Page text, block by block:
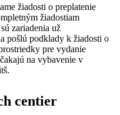
žiadosti o preplatenie
žiadostiam
zariadenia už
pošlú podklady k žiadosti o
pre vydanie
na vybavenie v
centier